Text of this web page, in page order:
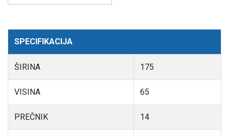
SPECIFIKACIJA
ŠIRINA 175
VISINA 65
PREČNIK 14